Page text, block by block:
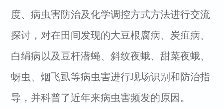
度、病虫害防治及化学调控方式方法进行交流
探讨，对在田间发现的大豆根腐病、炭疽病、
白绢病以及豆杆潜蝇、斜纹夜蛾、甜菜夜蛾、
蚜虫、烟飞虱等病虫害进行现场识别和防治指
导，并科普了近年来病虫害频发的原因。